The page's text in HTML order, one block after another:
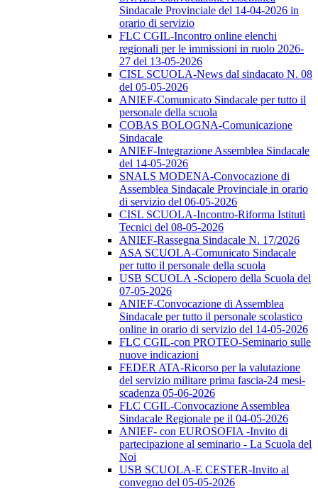
Sindacale Provinciale del 14-04-2026 in
orario di servizio
FLC CGIL-Incontro online elenchi
regionali per le immissioni in ruolo 2026-
27 del 13-05-2026
CISL SCUOLA-News dal sindacato N. 08
del 05-05-2026
ANIEF-Comunicato Sindacale per tutto il
personale della scuola
COBAS BOLOGNA-Comunicazione
Sindacale
ANIEF-Integrazione Assemblea Sindacale
del 14-05-2026
SNALS MODENA-Convocazione di
Assemblea Sindacale Provinciale in orario
di servizio del 06-05-2026
CISL SCUOLA-Incontro-Riforma Istituti
Tecnici del 08-05-2026
ANIEF-Rassegna Sindacale N. 17/2026
ASA SCUOLA-Comunicato Sindacale
per tutto il personale della scuola
USB SCUOLA -Sciopero della Scuola del
07-05-2026
ANIEF-Convocazione di Assemblea
Sindacale per tutto il personale scolastico
online in orario di servizio del 14-05-2026
FLC CGIL-con PROTEO-Seminario sulle
nuove indicazioni
FEDER ATA-Ricorso per la valutazione
del servizio militare prima fascia-24 mesi-
scadenza 05-06-2026
FLC CGIL-Convocazione Assemblea
Sindacale Regionale pe il 04-05-2026
ANIEF- con EUROSOFIA -Invito di
partecipazione al seminario - La Scuola del
Noi
USB SCUOLA-E CESTER-Invito al
convegno del 05-05-2026